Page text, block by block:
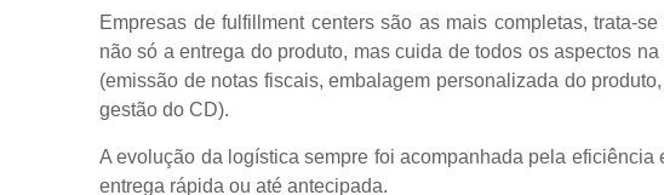
Empresas de fulfillment centers são as mais completas, trata-
não só a entrega do produto, mas cuida de todos os aspectos
(emissão de notas fiscais, embalagem personalizada do
gestão do CD).
A evolução da logística sempre foi acompanhada pela
entrega rápida ou até antecipada.